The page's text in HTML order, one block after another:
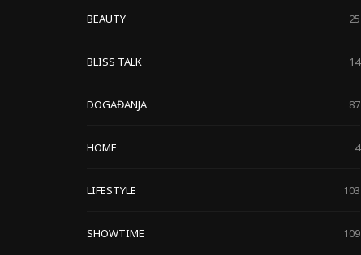
BEAUTY 25
BLISS TALK 14
DOGAĐANJA 87
HOME 4
LIFESTYLE 103
SHOWTIME 109